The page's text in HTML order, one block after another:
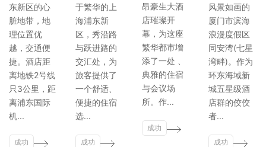
东新区的心
脏地带，地
理位置优
越，交通便
捷。酒店距
离地铁2号线
只3公里，距
离浦东国际
机...
成功
于繁华的上
海浦东新
区，秀沿路
与跃进路的
交汇处，为
旅客提供了
一个舒适、
便捷的住宿
选...
成功
昂豪生大酒
店璀璨开
幕，为这座
繁华都市增
添了一处 、
典雅的住宿
与会议场
所。作...
成功
风景如画的
厦门市滨海
浪漫度假区
同安湾(七星
湾畔)。作为
环东海域新
城五星级酒
店群的佼佼
者...
成功